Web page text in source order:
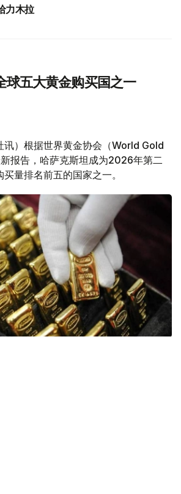
力木拉
球五大黄金购买国之一
讯）根据世界黄金协会（World Gold
报告，哈萨克斯坦成为2026年第二
量排名前五的国家之一。